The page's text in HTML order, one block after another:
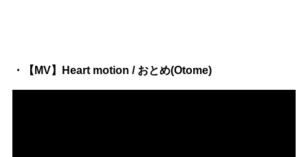
・【MV】Heart motion / おとめ(Otome)